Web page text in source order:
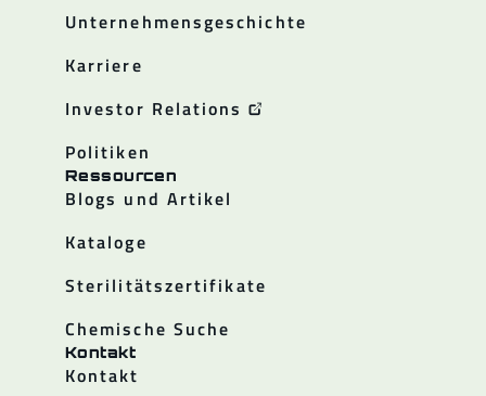
Unternehmensgeschichte
Karriere
Investor Relations
Politiken
Ressourcen
Blogs und Artikel
Kataloge
Sterilitätszertifikate
Chemische Suche
Kontakt
Kontakt